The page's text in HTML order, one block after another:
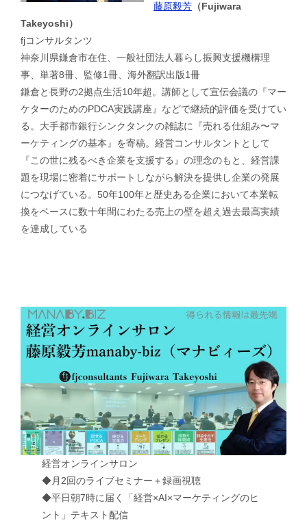
藤原毅芳 （Fujiwara
Takeyoshi）
fjコンサルタンツ
神奈川県鎌倉市在住、一般社団法人暮らし振興支援機構理
事、単著8冊、監修1冊、海外翻訳出版1冊
鎌倉と長野の2拠点生活10年超。講師として宣伝会議の『マー
ケターのためのPDCA実践講座』などで継続的評価を受けてい
る。大手都市銀行シンクタンクの雑誌に『売れる仕組み〜マ
ーケティングの基本』を寄稿。経営コンサルタントとして
『この世に残るべき企業を支援する』の理念のもと、経営課
題を現場に密着にサポートしながら解決を提供し企業の発展
につなげている。50年100年と歴史ある企業において本業転
換をベースに数十年間にわたる売上の壁を超え過去最高実績
を達成している
経営オンラインサロン
◆月2回のライブセミナー＋録画視聴
◆平日朝7時に届く「経営×AI×マーケティングのヒ
ント」テキスト配信